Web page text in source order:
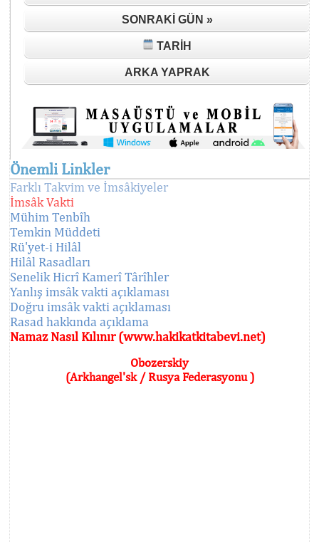
SONRAKI GÜN »
TARIH
ARKA YAPRAK
Önemli Linkler
Farklı Takvim ve İmsâkiyeler
İmsâk Vakti
Mühim Tenbîh
Temkin Müddeti
Rü'yet-i Hilâl
Hilâl Rasadları
Senelik Hicrî Kamerî Târîhler
Yanlış imsâk vakti açıklaması
Doğru imsâk vakti açıklaması
Rasad hakkında açıklama
Namaz Nasıl Kılınır (www.hakikatkitabevi.net)
Obozerskiy
(Arkhangel'sk / Rusya Federasyonu )